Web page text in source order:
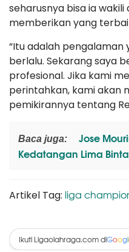
seharusnya bisa ia
memberikan yang
“Itu adalah pengalaman
berlalu. Sekarang saya
profesional. Jika kami
perintahkan, kami akan
pemikirannya tentang
Baca juga:
Jose
Kedatangan Lima
Artikel Tag: liga
Ikuti Ligaolahraga.com diGoogl